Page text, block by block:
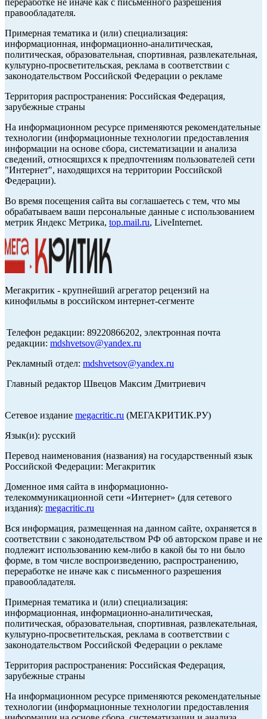
переработке не иначе как с письменного разрешения
правообладателя.
Примерная тематика и (или) специализация:
информационная, информационно-аналитическая,
политическая, образовательная, спортивная, развлекательная,
культурно-просветительская, реклама в соответствии с
законодательством Российской Федерации о рекламе
Территория распространения: Российская Федерация,
зарубежные страны
На информационном ресурсе применяются рекомендательные
технологии (информационные технологии предоставления
информации на основе сбора, систематизации и анализа
сведений, относящихся к предпочтениям пользователей сети
"Интернет", находящихся на территории Российской
Федерации).
Во время посещения сайта вы соглашаетесь с тем, что мы
обрабатываем ваши персональные данные с использованием
метрик Яндекс Метрика, top.mail.ru, LiveInternet.
Мегакритик - крупнейший агрегатор рецензий на
кинофильмы в российском интернет-сегменте
Телефон редакции: 89220866202, электронная почта
редакции: mdshvetsov@yandex.ru
Рекламный отдел: mdshvetsov@yandex.ru
Главный редактор Швецов Максим Дмитриевич
Сетевое издание megacritic.ru (МЕГАКРИТИК.РУ)
Язык(и): русский
Перевод наименования (названия) на государственный язык
Российской Федерации: Мегакритик
Доменное имя сайта в информационно-
телекоммуникационной сети «Интернет» (для сетевого
издания): megacritic.ru
Вся информация, размещенная на данном сайте, охраняется в
соответствии с законодательством РФ об авторском праве и не
подлежит использованию кем-либо в какой бы то ни было
форме, в том числе воспроизведению, распространению,
переработке не иначе как с письменного разрешения
правообладателя.
Примерная тематика и (или) специализация:
информационная, информационно-аналитическая,
политическая, образовательная, спортивная, развлекательная,
культурно-просветительская, реклама в соответствии с
законодательством Российской Федерации о рекламе
Территория распространения: Российская Федерация,
зарубежные страны
На информационном ресурсе применяются рекомендательные
технологии (информационные технологии предоставления